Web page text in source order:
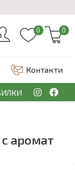
0 0
Контакти
аромат